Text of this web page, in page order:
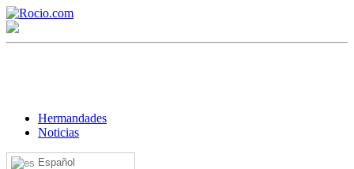
Hermandades
Noticias
Español